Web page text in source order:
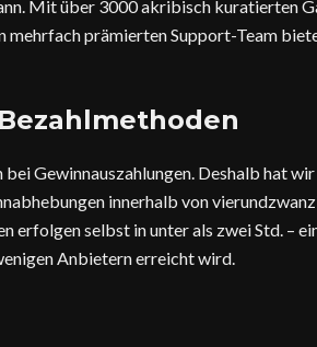
Mit über 3000 akribisch kuratierten
mehrfach prämierten Support-Team
Gewinnauszahlungen. Deshalb hat
innerhalb von
erfolgen selbst in unter als zwei Std. –
Anbietern erreicht wird.